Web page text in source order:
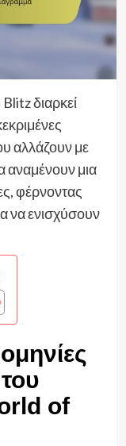
διαρκεί
αλλάζουν με
αναμένουν μια
φέρνοντας
να ενισχύσουν
of